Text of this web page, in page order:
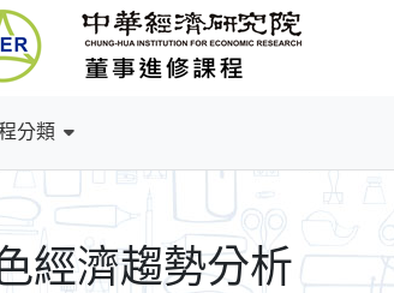
分類
經濟趨勢分析